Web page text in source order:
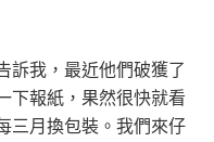
訴我，最近他們破獲了
下報紙，果然很快就看
三月換包裝。我們來仔